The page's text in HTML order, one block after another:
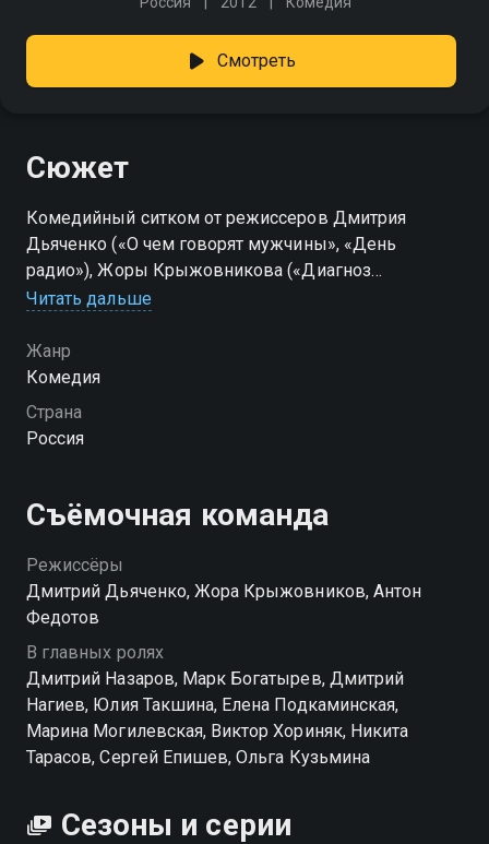
Смотреть
Сюжет
Комедийный ситком от режиссеров Дмитрия
Дьяченко («О чем говорят мужчины», «День
радио»), Жоры Крыжовникова («Диагноз
""Везучая""») и Антона Федотова. В главных ролях
Назаров и Елена Подкаминская. Максим Лавров по
счастливой случайности устраивается поваром в
модный ресторан Москвы. Для провинциального
парня из Воронежа, мечтающего о карьере шеф-
доверия и расположения Баринова, своенравного
шеф-повара Claude Monet. Страсти накаляются и за
пределами кухни — накануне первого рабочего дня
Максим провел ночь с Викторией Гончаровой, арт-
директором ресторана. Сможет ли Лавров достичь
чтобы смотреть сериал «Кухня».
Читать дальше
Жанр
Комедия
Страна
Россия
Съёмочная команда
Режиссёры
Дмитрий Дьяченко, Жора Крыжовников, Антон
Федотов
В главных ролях
Дмитрий Назаров, Марк Богатырев, Дмитрий
Нагиев, Юлия Такшина, Елена Подкаминская,
Марина Могилевская, Виктор Хориняк, Никита
Тарасов, Сергей Епишев, Ольга Кузьмина
Сезоны и серии